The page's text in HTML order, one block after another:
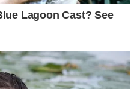
Lagoon Cast? See